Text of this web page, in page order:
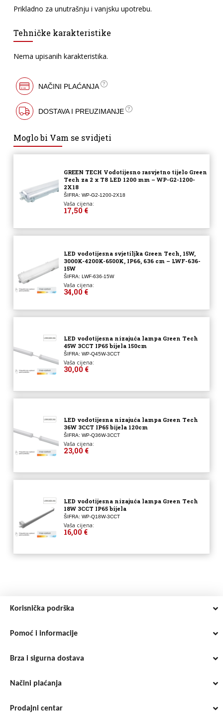
Prikladno za unutrašnju i vanjsku upotrebu.
Tehničke karakteristike
Nema upisanih karakteristika.
NAČINI PLAĆANJA
DOSTAVA I PREUZIMANJE
Moglo bi Vam se svidjeti
GREEN TECH Vodotijesno rasvjetno tijelo Green
Tech za 2 x T8 LED 1200 mm – WP-G2-1200-
2X18
ŠIFRA: WP-G2-1200-2X18
Vaša cijena:
17,50 €
LED vodotijesna svjetiljka Green Tech, 15W,
3000K-4200K-6500K, IP66, 636 cm – LWF-636-
15W
ŠIFRA: LWF-636-15W
Vaša cijena:
34,00 €
LED vodotijesna nizajuća lampa Green Tech
45W 3CCT IP65 bijela 150cm
ŠIFRA: WP-Q45W-3CCT
Vaša cijena:
30,00 €
LED vodotijesna nizajuća lampa Green Tech
36W 3CCT IP65 bijela 120cm
ŠIFRA: WP-Q36W-3CCT
Vaša cijena:
23,00 €
LED vodotijesna nizajuća lampa Green Tech
18W 3CCT IP65 bijela
ŠIFRA: WP-Q18W-3CCT
Vaša cijena:
16,00 €
Korisnička podrška
Pomoć i informacije
Brza i sigurna dostava
Načini plaćanja
Prodajni centar